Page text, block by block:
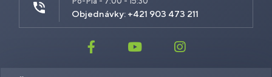
Objednávky: +421 903 473 211